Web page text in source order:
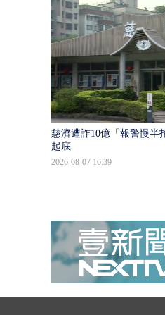
慈濟遭詐10億「報警慢半
起底
2026-08-07 16:39